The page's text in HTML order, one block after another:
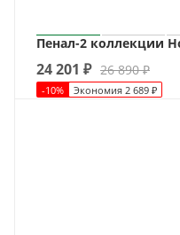
Пенал-2 коллекции
24 201 ₽ 26 890₽
-10% Экономия 2 689 ₽